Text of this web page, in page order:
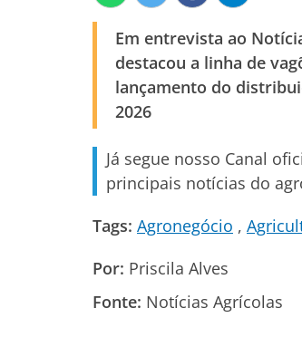
Em entrevista ao
destacou a linha de
lançamento do
2026
Já segue nosso Canal
principais notícias do
Tags: Agronegócio
Por: Priscila Alves
Fonte: Notícias Agrícolas